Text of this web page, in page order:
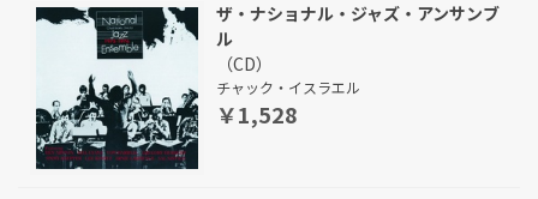
ザ・ナショナル・ジャズ・アンサンブ
ル
（CD）
チャック・イスラエル
￥1,528